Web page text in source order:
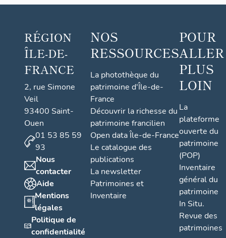
RÉGION
ÎLE-DE-
FRANCE
2, rue Simone
Veil
93400 Saint-
Ouen
01 53 85 59
93
Nous
contacter
Aide
Mentions
légales
Politique de
confidentialité
NOS
RESSOURCES
La photothèque du
patrimoine d'Île-de-
France
Découvrir la richesse du
patrimoine francilien
Open data Île-de-France
Le catalogue des
publications
La newsletter
Patrimoines et
Inventaire
POUR
ALLER
PLUS
LOIN
La
plateforme
ouverte du
patrimoine
(POP)
Inventaire
général du
patrimoine
In Situ.
Revue des
patrimoines